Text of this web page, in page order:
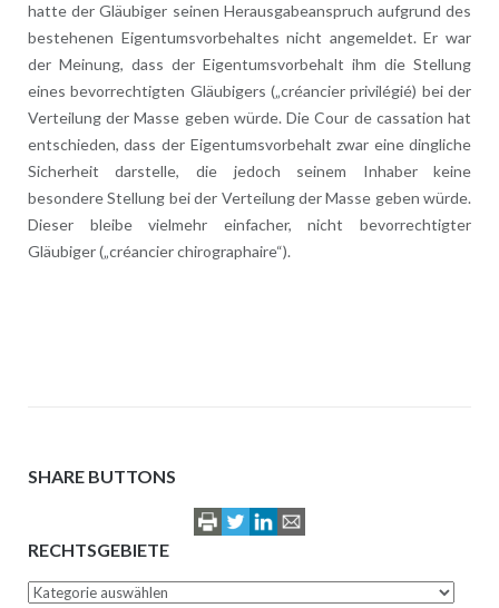
hatte der Gläubiger seinen Herausgabeanspruch aufgrund des
bestehenen Eigentumsvorbehaltes nicht angemeldet. Er war
der Meinung, dass der Eigentumsvorbehalt ihm die Stellung
eines bevorrechtigten Gläubigers („créancier privilégié) bei der
Verteilung der Masse geben würde. Die Cour de cassation hat
entschieden, dass der Eigentumsvorbehalt zwar eine dingliche
Sicherheit darstelle, die jedoch seinem Inhaber keine
besondere Stellung bei der Verteilung der Masse geben würde.
Dieser bleibe vielmehr einfacher, nicht bevorrechtigter
Gläubiger („créancier chirographaire“).
SHARE BUTTONS
RECHTSGEBIETE
Rechtsgebiete